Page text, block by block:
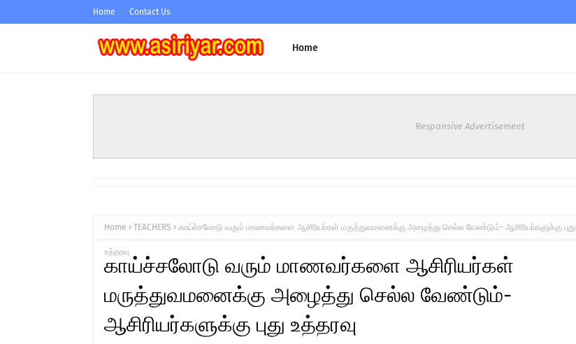
Home Contact Us
Home
Responsive Advertisement
Home TEACHERS காய்ச்சலோடு வரும் மாணவர்களை ஆசிரியர்கள் மருத்துவமனைக்கு அழைத்து செல்ல வேண்டும்- ஆசிரியர்களுக்கு புது
உத்தரவு
காய்ச்சலோடு வரும் மாணவர்களை ஆசிரியர்கள்
மருத்துவமனைக்கு அழைத்து செல்ல வேண்டும்-
ஆசிரியர்களுக்கு புது உத்தரவு